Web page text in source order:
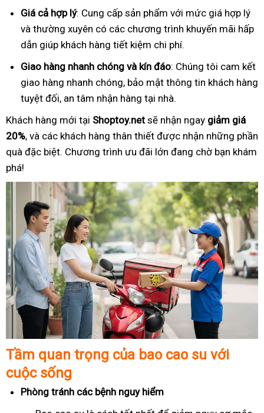
Giá cả hợp lý: Cung cấp sản phẩm với mức giá hợp lý
và thường xuyên có các chương trình khuyến mãi hấp
dẫn giúp khách hàng tiết kiệm chi phí.
Giao hàng nhanh chóng và kín đáo: Chúng tôi cam kết
giao hàng nhanh chóng, bảo mật thông tin khách hàng
tuyệt đối, an tâm nhận hàng tại nhà.
Khách hàng mới tại Shoptoy.net sẽ nhận ngay giảm giá
20%, và các khách hàng thân thiết được nhận những phần
quà đặc biệt. Chương trình ưu đãi lớn đang chờ bạn khám
phá!
Tầm quan trọng của bao cao su với
cuộc sống
Phòng tránh các bệnh nguy hiểm